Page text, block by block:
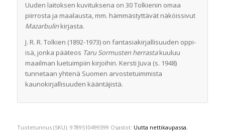
Uuden laitoksen kuvituksena on 30 Tolkienin omaa
piirrosta ja maalausta, mm. hämmästyttävät näköissivut
Mazarbulinkirjasta.
J. R. R. Tolkien (1892-1973) on fantasiakirjallisuuden oppi-
isä, jonka pääteos Taru Sormusten herrastakuuluu
maailman luetuimpiin kirjoihin. Kersti Juva (s. 1948)
tunnetaan yhtenä Suomen arvostetuimmista
kaunokirjallisuuden kääntäjistä.
Tuotetunnus (SKU): 9789510499399 Osastot: Uutta nettikaupassa,